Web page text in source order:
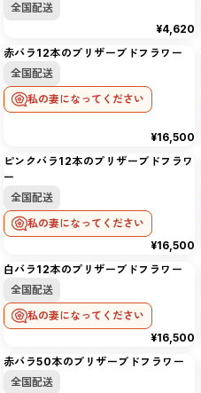
全国配送
¥4,620
赤バラ12本のプリザーブドフラワー
全国配送
私の妻になってください
¥16,500
ピンクバラ12本のプリザーブドフラワ
ー
全国配送
私の妻になってください
¥16,500
白バラ12本のプリザーブドフラワー
全国配送
私の妻になってください
¥16,500
赤バラ50本のプリザーブドフラワー
全国配送